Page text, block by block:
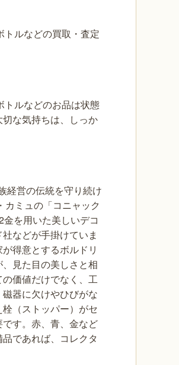
ルなどの買取・査定
トルなどのお品は状態
な気持ちは、しっか
経営の伝統を守り続け
ミュの「コニャック
を用いた美しいデコ
などが手掛けていま
得意とするボルドリ
見た目の美しさと相
価値だけでなく、工
器に欠けやひびがな
（ストッパー）がセ
す。赤、青、金など
であれば、コレクタ